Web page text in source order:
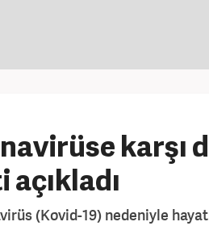
karşı
(Kovid-19) nedeniyle